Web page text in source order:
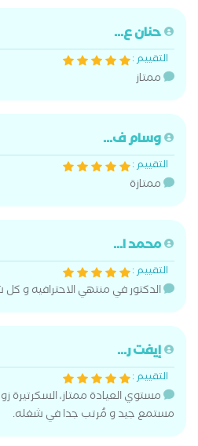
حنان ع...
التقييم :
ممتاز
وسام ف...
التقييم :
ممتازة
محمد ا...
التقييم :
الدكتور في منتهي الاحترافيه و
إيفت ر...
التقييم :
مستوي العيادة ممتاز، السكرتيرة
مستمع جيد و مُرتب جدا في شغله.